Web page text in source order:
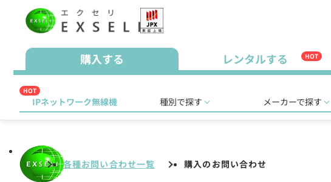
購入する レンタルする HOT
HOT
IPネットワーク無線機 種別で探す メーカーで探す
各種お問い合わせ一覧 購入のお問い合わせ